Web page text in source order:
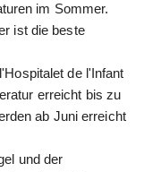
im Sommer.
ist die beste
de l'Infant
erreicht bis zu
ab Juni erreicht
und der